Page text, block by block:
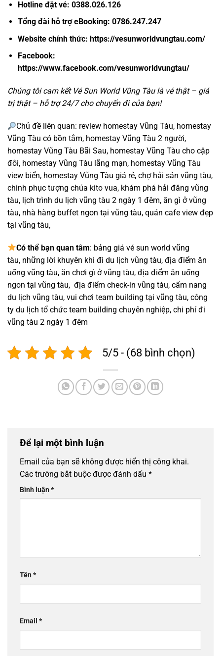
Hotline đặt vé: 0388.026.126
Tổng đài hỗ trợ eBooking: 0786.247.247
Website chính thức: https://vesunworldvungtau.com/
Facebook:
https://www.facebook.com/vesunworldvungtau/
Chúng tôi cam kết Vé Sun World Vũng Tàulà vé thật – giá
trị thật – hỗ trợ 24/7 cho chuyến đi của bạn!
Chủ đề liên quan: review homestay Vũng Tàu, homestay
Vũng Tàu có bồn tắm, homestay Vũng Tàu 2 người,
homestay Vũng Tàu Bãi Sau, homestay Vũng Tàu cho cặp
đôi, homestay Vũng Tàu lãng mạn, homestay Vũng Tàu
view biển, homestay Vũng Tàu giá rẻ, chợ hải sản vũng tàu,
chinh phục tượng chúa kito vua, khám phá hải đăng vũng
tàu, lịch trình du lịch vũng tàu 2 ngày 1 đêm, ăn gì ở vũng
tàu, nhà hàng buffet ngon tại vũng tàu, quán cafe view đẹp
tại vũng tàu,
Có thể bạn quan tâm: bảng giá vé sun world vũng
tàu, những lời khuyên khi đi du lịch vũng tàu, địa điểm ăn
uống vũng tàu, ăn chơi gì ở vũng tàu, địa điểm ăn uống
ngon tại vũng tàu, địa điểm check-in vũng tàu, cẩm nang
du lịch vũng tàu, vui chơi team building tại vũng tàu, công
ty du lịch tổ chức team building chuyên nghiệp, chi phí đi
vũng tàu 2 ngày 1 đêm
5/5 - (68 bình chọn)
Để lại một bình luận
Email của bạn sẽ không được hiển thị công khai.
Các trường bắt buộc được đánh dấu *
Bình luận*
Tên*
Email *